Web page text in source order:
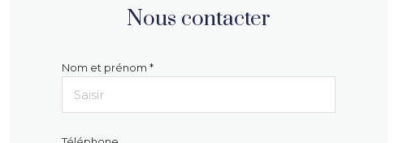
Nous contacter
Nom et prénom *